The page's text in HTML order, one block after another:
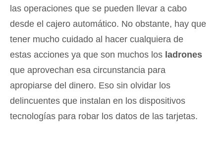
las operaciones que se pueden llevar a cabo
desde el cajero automático. No obstante, hay que
tener mucho cuidado al hacer cualquiera de
estas acciones ya que son muchos los ladrones
que aprovechan esa circunstancia para
apropiarse del dinero. Eso sin olvidar los
delincuentes que instalan en los dispositivos
tecnologías para robar los datos de las tarjetas.